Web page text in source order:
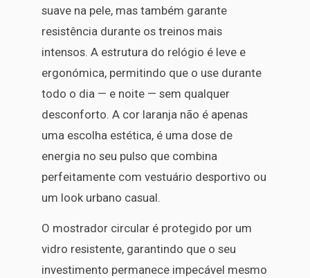
suave na pele, mas também garante
resistência durante os treinos mais
intensos. A estrutura do relógio é leve e
ergonómica, permitindo que o use durante
todo o dia — e noite — sem qualquer
desconforto. A cor laranja não é apenas
uma escolha estética, é uma dose de
energia no seu pulso que combina
perfeitamente com vestuário desportivo ou
um look urbano casual.
O mostrador circular é protegido por um
vidro resistente, garantindo que o seu
investimento permanece impecável mesmo